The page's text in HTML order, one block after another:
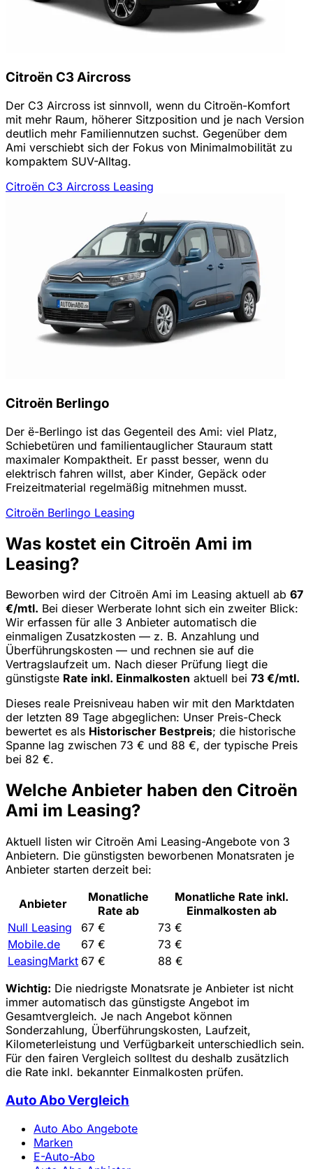
Citroën C3 Aircross
Der C3 Aircross ist sinnvoll, wenn du Citroën-Komfort
mit mehr Raum, höherer Sitzposition und je nach Version
deutlich mehr Familiennutzen suchst. Gegenüber dem
Ami verschiebt sich der Fokus von Minimalmobilität zu
kompaktem SUV-Alltag.
Citroën C3 Aircross Leasing
Citroën Berlingo
Der ë-Berlingo ist das Gegenteil des Ami: viel Platz,
Schiebetüren und familientauglicher Stauraum statt
maximaler Kompaktheit. Er passt besser, wenn du
elektrisch fahren willst, aber Kinder, Gepäck oder
Freizeitmaterial regelmäßig mitnehmen musst.
Citroën Berlingo Leasing
Was kostet ein Citroën Ami im
Leasing?
Beworben wird der Citroën Ami im Leasing aktuell ab 67
€/mtl. Bei dieser Werberate lohnt sich ein zweiter Blick:
Wir erfassen für alle 3 Anbieter automatisch die
einmaligen Zusatzkosten — z. B. Anzahlung und
Überführungskosten — und rechnen sie auf die
Vertragslaufzeit um. Nach dieser Prüfung liegt die
günstigste Rate inkl. Einmalkosten aktuell bei 73 €/mtl.
Dieses reale Preisniveau haben wir mit den Marktdaten
der letzten 89 Tage abgeglichen: Unser Preis-Check
bewertet es als Historischer Bestpreis; die historische
Spanne lag zwischen 73 € und 88 €, der typische Preis
bei 82 €.
Welche Anbieter haben den Citroën
Ami im Leasing?
Aktuell listen wir Citroën Ami Leasing-Angebote von 3
Anbietern. Die günstigsten beworbenen Monatsraten je
Anbieter starten derzeit bei:
Anbieter
Monatliche
Rate ab
Monatliche Rate inkl.
Einmalkosten ab
Null Leasing
67 €
73 €
Mobile.de
67 €
73 €
LeasingMarkt 67 €
88 €
Wichtig: Die niedrigste Monatsrate je Anbieter ist nicht
immer automatisch das günstigste Angebot im
Gesamtvergleich. Je nach Angebot können
Sonderzahlung, Überführungskosten, Laufzeit,
Kilometerleistung und Verfügbarkeit unterschiedlich sein.
Für den fairen Vergleich solltest du deshalb zusätzlich
die Rate inkl. bekannter Einmalkosten prüfen.
Auto Abo Vergleich
Auto Abo Angebote
Marken
E-Auto-Abo